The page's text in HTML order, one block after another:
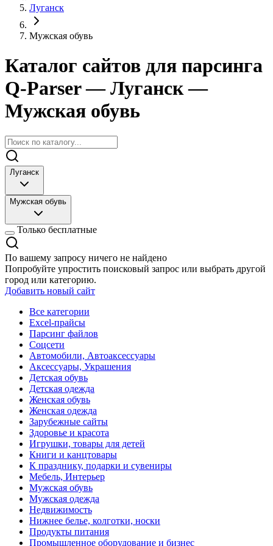
Луганск
Мужская обувь
Каталог сайтов для парсинга
Q-Parser— Луганск —
Мужская обувь
Луганск
Мужская обувь
Только бесплатные
По вашему запросу ничего не найдено
Попробуйте упростить поисковый запрос или выбрать другой
город или категорию.
Добавить новый сайт
Все категории
Excel-прайсы
Парсинг файлов
Соцсети
Автомобили, Автоаксессуары
Аксессуары, Украшения
Детская обувь
Детская одежда
Женская обувь
Женская одежда
Зарубежные сайты
Здоровье и красота
Игрушки, товары для детей
Книги и канцтовары
К празднику, подарки и сувениры
Мебель, Интерьер
Мужская обувь
Мужская одежда
Недвижимость
Нижнее белье, колготки, носки
Продукты питания
Промышленное оборудование и бизнес